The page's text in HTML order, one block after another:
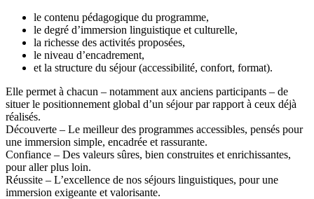
le contenu pédagogique du programme,
le degré d’immersion linguistique et culturelle,
la richesse des activités proposées,
le niveau d’encadrement,
et la structure du séjour (accessibilité, confort, format).
Elle permet à chacun – notamment aux anciens participants – de
situer le positionnement global d’un séjour par rapport à ceux déjà
réalisés.
Découverte – Le meilleur des programmes accessibles, pensés pour
une immersion simple, encadrée et rassurante.
Confiance – Des valeurs sûres, bien construites et enrichissantes,
pour aller plus loin.
Réussite – L’excellence de nos séjours linguistiques, pour une
immersion exigeante et valorisante.